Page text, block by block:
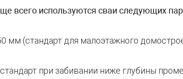
всего используются сваи следующих
мм (стандарт для малоэтажного
при забивании ниже глубины